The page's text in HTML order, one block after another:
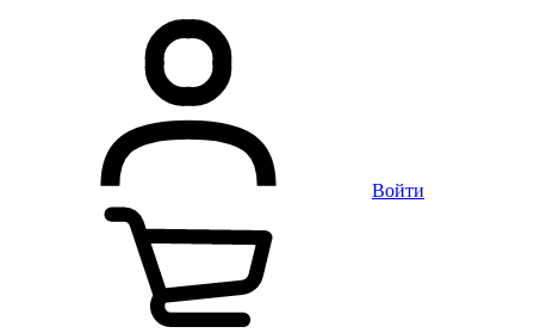
Войти